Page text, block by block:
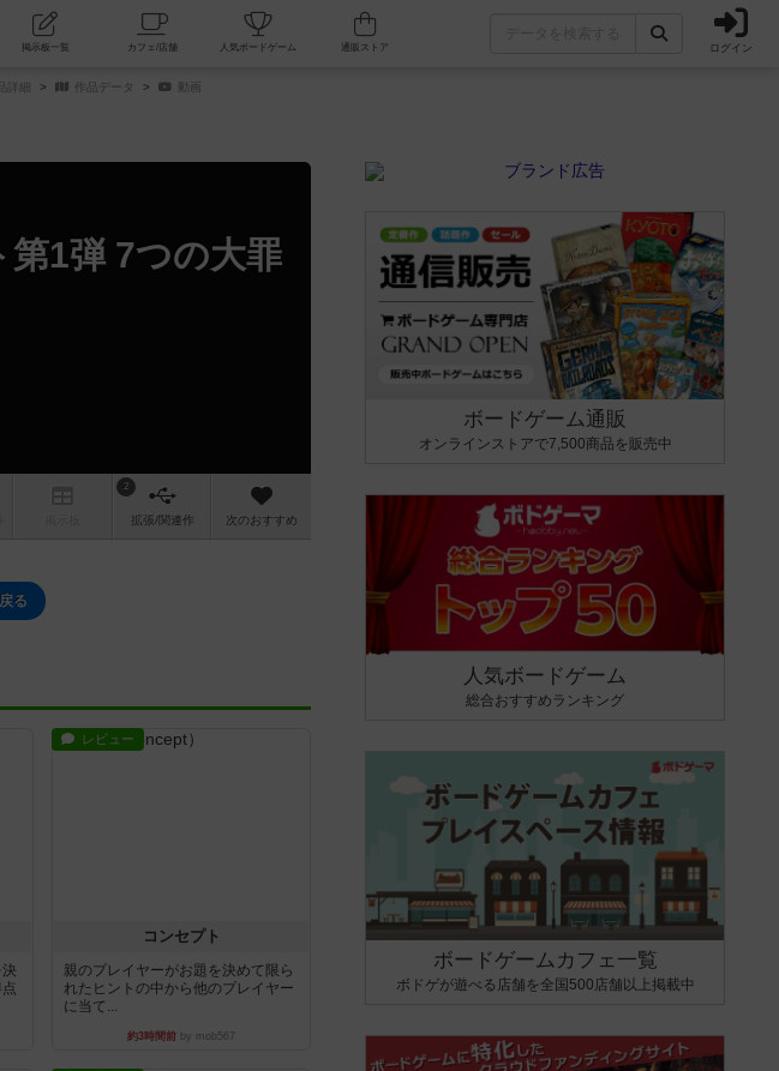
コミュニティ 掲示板一覧 カフェ/店舗 人気ボードゲーム ログイン
細 作品データ 動画
1弾 7つの大罪
2
拡張/関連作 次のおすすめ
る
レビュー
コンセプト
親のプレイヤーがお題を決めて限ら
れたヒントの中から他のプレイヤー
に当て...
約3時間前 by mob567
ボードゲーム通販
オンラインストアで7,500商品を販売中
人気ボードゲーム
総合おすすめランキング
ボードゲームカフェ一覧
ボドゲが遊べる店舗を全国500店舗以上掲載中